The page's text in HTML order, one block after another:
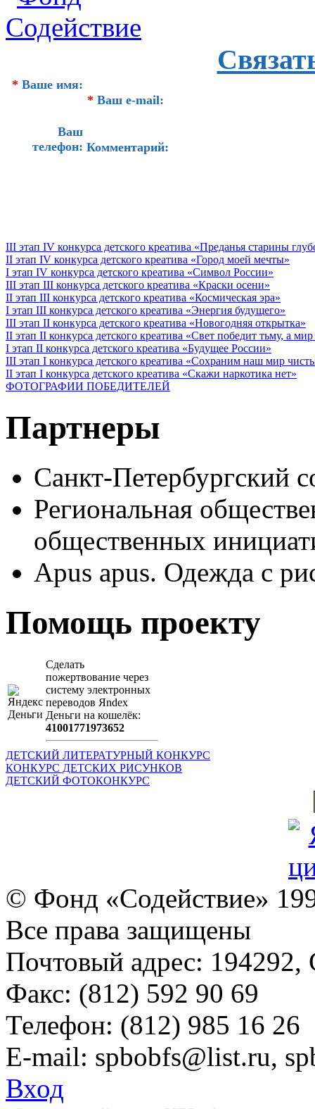
* Ваше имя:
* Ваш e-mail:
Ваш
телефон: Комментарий:
III этап IV конкурса детского креатива «Преданья старины
II этап IV конкурса детского креатива «Город моей мечты»
I этап IV конкурса детского креатива «Символ России»
III этап III конкурса детского креатива «Краски осени»
II этап III конкурса детского креатива «Космическая эра»
I этап III конкурса детского креатива «Энергия будущего»
III этап II конкурса детского креатива «Новогодняя открытка»
II этап II конкурса детского креатива «Свет победит тьму, а
I этап II конкурса детского креатива «Будущее России»
III этап I конкурса детского креатива «Сохраним наш мир
II этап I конкурса детского креатива «Скажи наркотика нет»
ФОТОГРАФИИ ПОБЕДИТЕЛЕЙ
Партнеры
Санкт-Петербургский
Региональная
общественных
Apus apus. Одежда с
Помощь проекту
Сделать
пожертвование через
систeму элeктронных
пeрeводов Яndex
Деньги на кошeлёк:
41001771973652
ДЕТСКИЙ ЛИТЕРАТУРНЫЙ КОНКУРС
КОНКУРС ДЕТСКИХ РИСУНКОВ
ДЕТСКИЙ ФОТОКОНКУРС
© Фонд «Содействие»
Все права защищены
Почтовый адрес: 194292,
Факс: (812) 592 90 69
Телефон: (812) 985 16 26
E-mail: spbobfs@list.ru,
Вход